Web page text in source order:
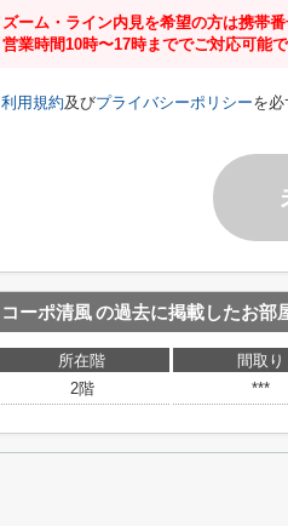
ズーム・ライン内見を希望の方は携帯
営業時間10時〜17時まででご対応可能
利用規約及びプライバシーポリシーを
コーポ清風の過去に掲載したお部
所在階 間取り
2階
***